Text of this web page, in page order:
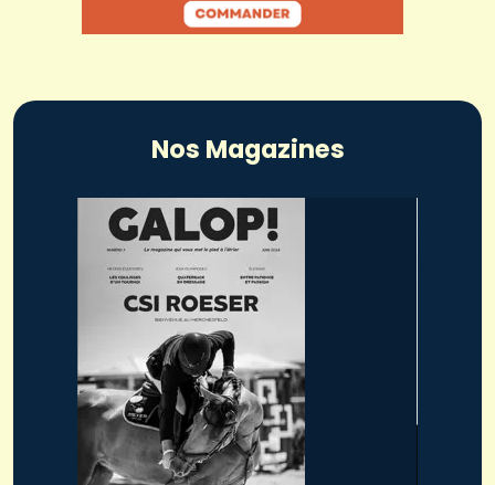
Nos Magazines